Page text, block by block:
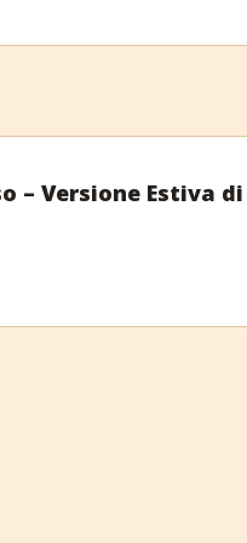
– Versione Estiva di